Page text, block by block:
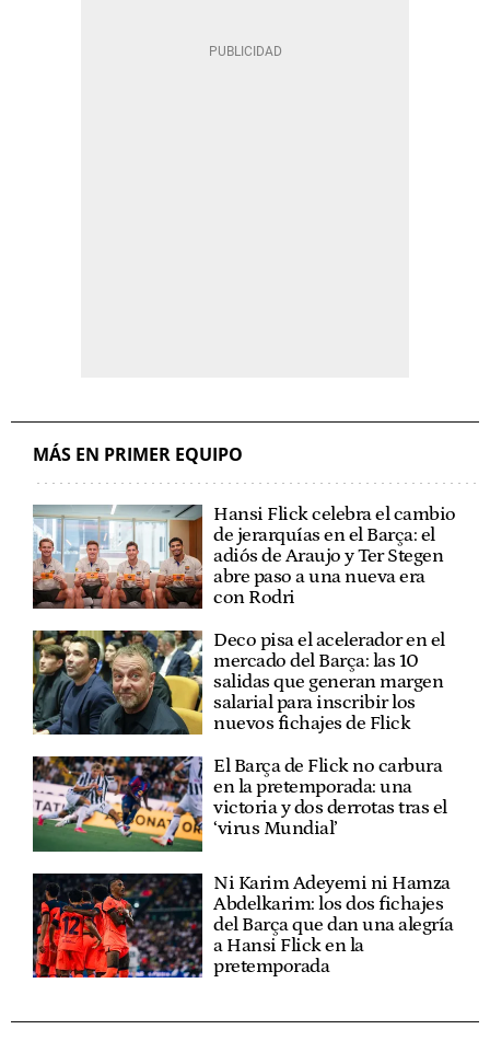
MÁS EN PRIMER EQUIPO
Hansi Flick celebra el cambio
de jerarquías en el Barça: el
adiós de Araujo y Ter Stegen
abre paso a una nueva era
con Rodri
Deco pisa el acelerador en el
mercado del Barça: las 10
salidas que generan margen
salarial para inscribir los
nuevos fichajes de Flick
El Barça de Flick no carbura
en la pretemporada: una
victoria y dos derrotas tras el
‘virus Mundial’
Ni Karim Adeyemi ni Hamza
Abdelkarim: los dos fichajes
del Barça que dan una alegría
a Hansi Flick en la
pretemporada